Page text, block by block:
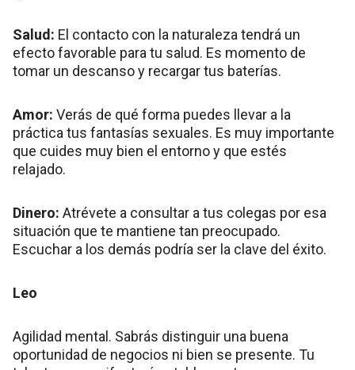
Salud: El contacto con la naturaleza tendrá un
efecto favorable para tu salud. Es momento de
tomar un descanso y recargar tus baterías.
Amor: Verás de qué forma puedes llevar a la
práctica tus fantasías sexuales. Es muy importante
que cuides muy bien el entorno y que estés
relajado.
Dinero: Atrévete a consultar a tus colegas por esa
situación que te mantiene tan preocupado.
Escuchar a los demás podría ser la clave del éxito.
Leo
Agilidad mental. Sabrás distinguir una buena
oportunidad de negocios ni bien se presente. Tu